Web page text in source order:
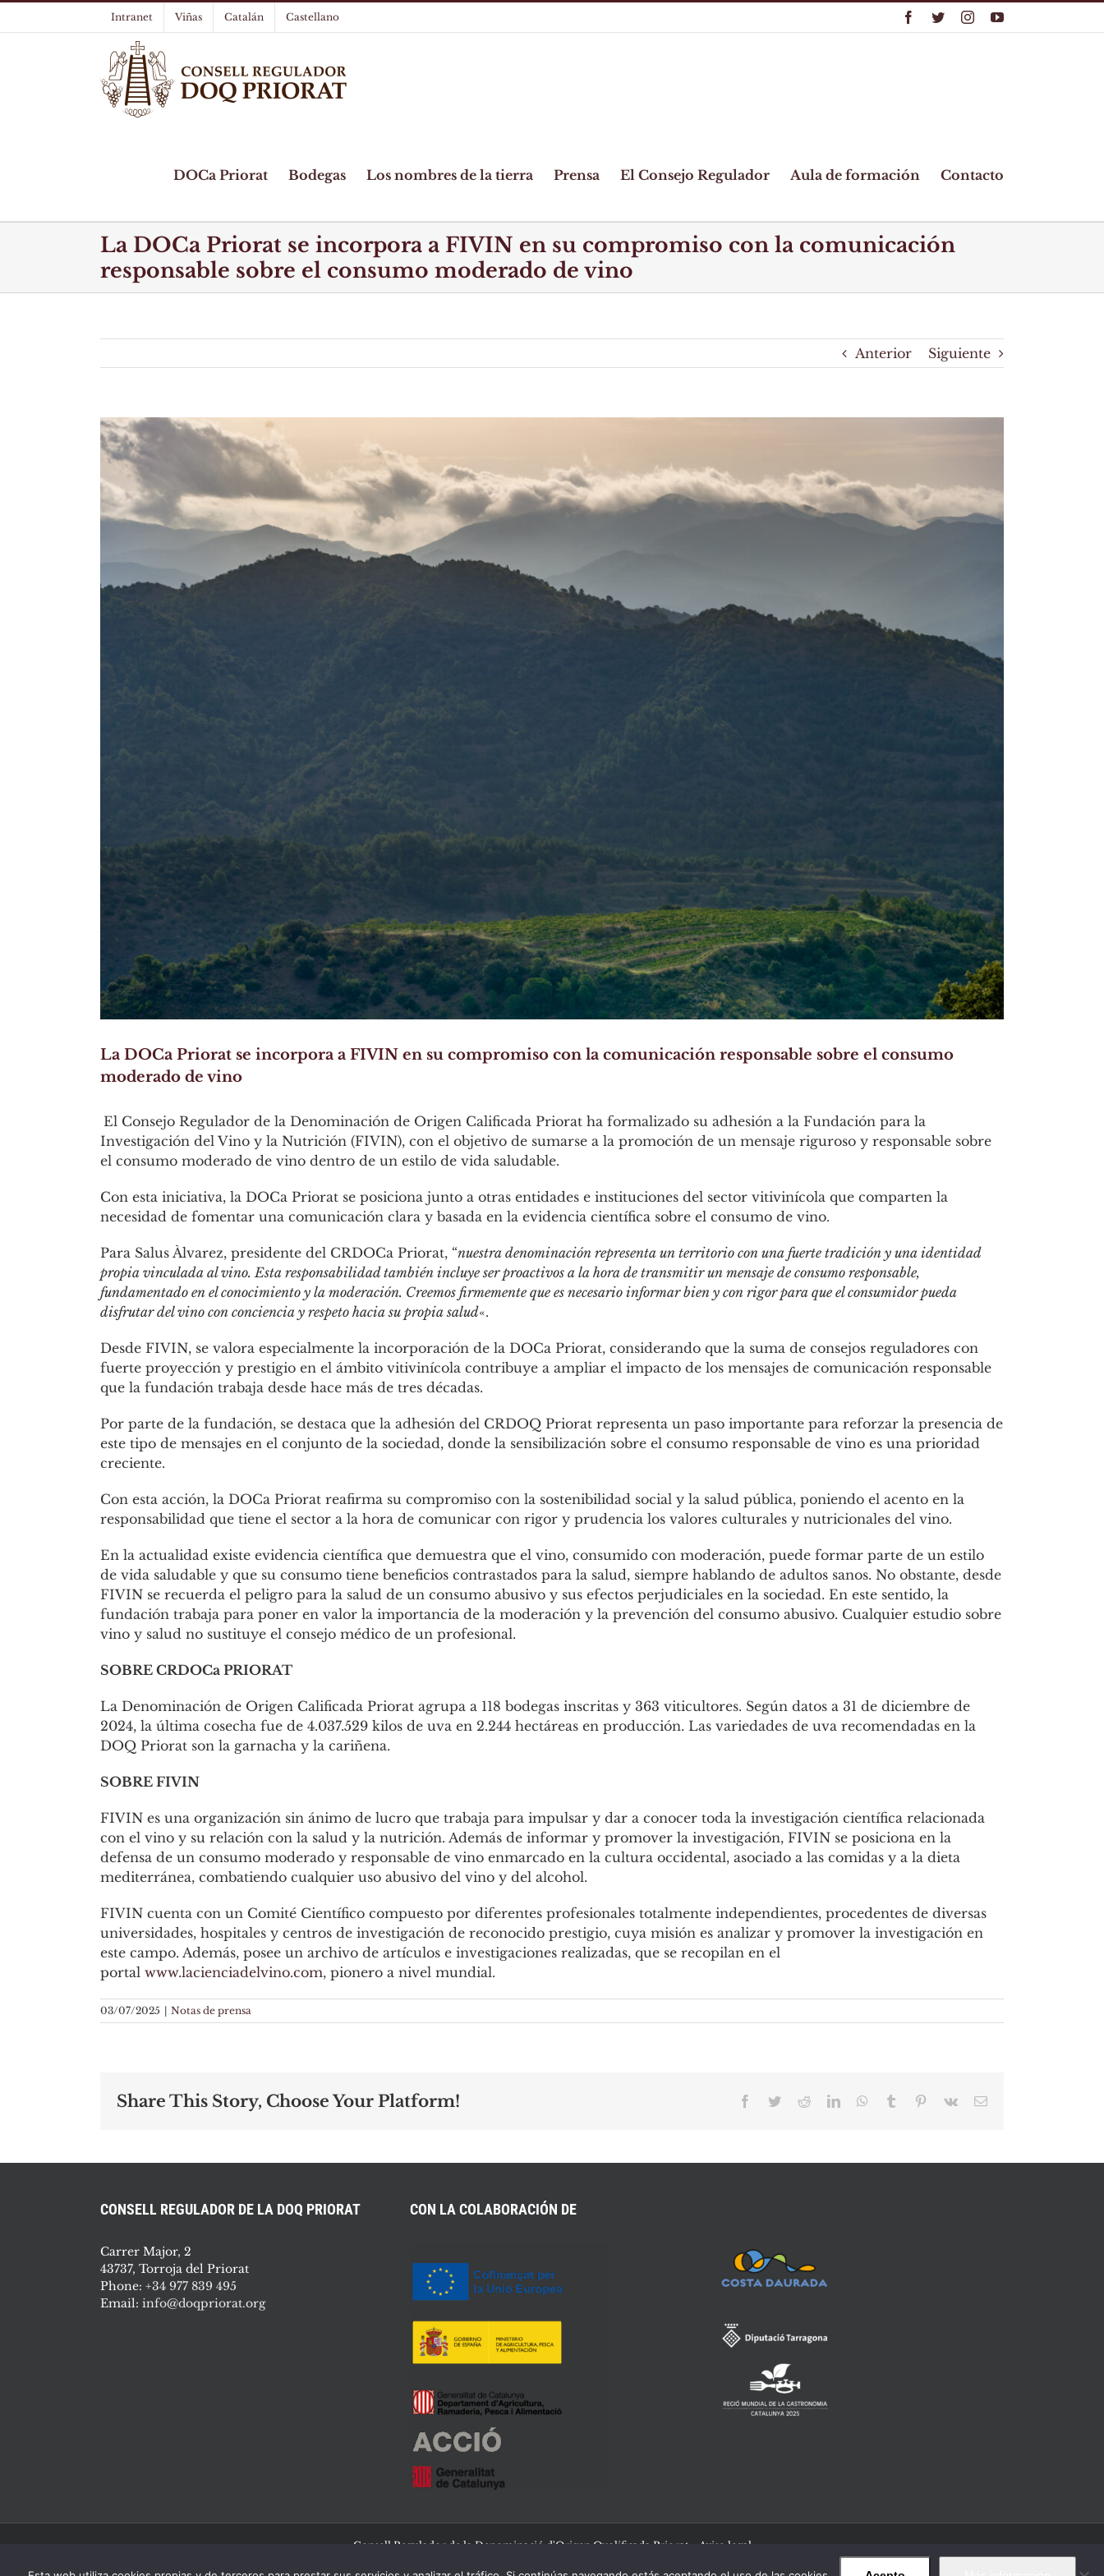
to
Intranet Viñas Catalán Castellano Facebook
TwitterInstagramYouTube
DOCa Priorat Bodegas Los nombres de la tierra Prensa El Consejo Regulador Aula de formación Contacto
La DOCa Priorat se incorpora a FIVIN en su compromiso con la comunicación
responsable sobre el consumo moderado de vino
Anterior Siguiente
View
Larger
Image
La DOCa Priorat se incorpora a FIVIN en su compromiso con la comunicación responsable sobre el consumo
moderado de vino
El Consejo Regulador de la Denominación de Origen Calificada Priorat ha formalizado su adhesión a la Fundación para la
Investigación del Vino y la Nutrición (FIVIN), con el objetivo de sumarse a la promoción de un mensaje riguroso y responsable sobre
el consumo moderado de vino dentro de un estilo de vida saludable.
Con esta iniciativa, la DOCa Priorat se posiciona junto a otras entidades e instituciones del sector vitivinícola que comparten la
necesidad de fomentar una comunicación clara y basada en la evidencia científica sobre el consumo de vino.
Para Salus Àlvarez, presidente del CRDOCa Priorat, “nuestra denominación representa un territorio con una fuerte tradición y una identidad
propia vinculada al vino. Esta responsabilidad también incluye ser proactivos a la hora de transmitir un mensaje de consumo responsable,
fundamentado en el conocimiento y la moderación. Creemos firmemente que es necesario informar bien y con rigor para que el consumidor pueda
disfrutar del vino con conciencia y respeto hacia su propia salud«.
Desde FIVIN, se valora especialmente la incorporación de la DOCa Priorat, considerando que la suma de consejos reguladores con
fuerte proyección y prestigio en el ámbito vitivinícola contribuye a ampliar el impacto de los mensajes de comunicación responsable
que la fundación trabaja desde hace más de tres décadas.
Por parte de la fundación, se destaca que la adhesión del CRDOQ Priorat representa un paso importante para reforzar la presencia de
este tipo de mensajes en el conjunto de la sociedad, donde la sensibilización sobre el consumo responsable de vino es una prioridad
creciente.
Con esta acción, la DOCa Priorat reafirma su compromiso con la sostenibilidad social y la salud pública, poniendo el acento en la
responsabilidad que tiene el sector a la hora de comunicar con rigor y prudencia los valores culturales y nutricionales del vino.
En la actualidad existe evidencia científica que demuestra que el vino, consumido con moderación, puede formar parte de un estilo
de vida saludable y que su consumo tiene beneficios contrastados para la salud, siempre hablando de adultos sanos. No obstante, desde
FIVIN se recuerda el peligro para la salud de un consumo abusivo y sus efectos perjudiciales en la sociedad. En este sentido, la
fundación trabaja para poner en valor la importancia de la moderación y la prevención del consumo abusivo. Cualquier estudio sobre
vino y salud no sustituye el consejo médico de un profesional.
SOBRE CRDOCa PRIORAT
La Denominación de Origen Calificada Priorat agrupa a 118 bodegas inscritas y 363 viticultores. Según datos a 31 de diciembre de
2024, la última cosecha fue de 4.037.529 kilos de uva en 2.244 hectáreas en producción. Las variedades de uva recomendadas en la
DOQ Priorat son la garnacha y la cariñena.
SOBRE FIVIN
FIVIN es una organización sin ánimo de lucro que trabaja para impulsar y dar a conocer toda la investigación científica relacionada
con el vino y su relación con la salud y la nutrición. Además de informar y promover la investigación, FIVIN se posiciona en la
defensa de un consumo moderado y responsable de vino enmarcado en la cultura occidental, asociado a las comidas y a la dieta
mediterránea, combatiendo cualquier uso abusivo del vino y del alcohol.
FIVIN cuenta con un Comité Científico compuesto por diferentes profesionales totalmente independientes, procedentes de diversas
universidades, hospitales y centros de investigación de reconocido prestigio, cuya misión es analizar y promover la investigación en
este campo. Además, posee un archivo de artículos e investigaciones realizadas, que se recopilan en el
portal www.lacienciadelvino.com, pionero a nivel mundial.
03/07/2025 | Notas de prensa
Share This Story, Choose Your Platform! Facebook
TwitterRedditLinkedInWhatsApp
Tumblr Pinterest
Vk Email
CONSELL REGULADOR DE LA DOQ PRIORAT
Carrer Major, 2
43737, Torroja del Priorat
Phone: +34 977 839 495
Email: info@doqpriorat.org
CON LA COLABORACIÓN DE
Consell Regulador de la Denominació d'Origen Qualificada Priorat - Aviso legal